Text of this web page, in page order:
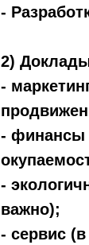
-
2)
-
- финансы
-
важно);
- сервис